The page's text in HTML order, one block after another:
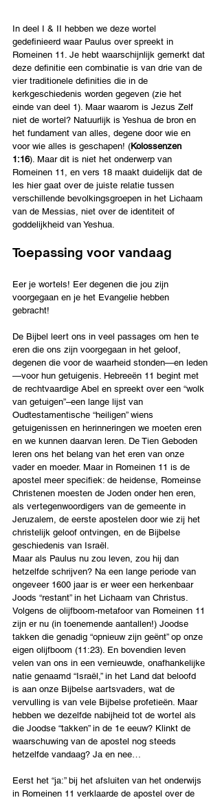
In deel I & II hebben we deze wortel
gedefinieerd waar Paulus over spreekt in
Romeinen 11. Je hebt waarschijnlijk gemerkt dat
deze definitie een combinatie is van drie van de
vier traditionele definities die in de
kerkgeschiedenis worden gegeven (zie het
einde van deel 1). Maar waarom is Jezus Zelf
niet de wortel? Natuurlijk is Yeshua de bron en
het fundament van alles, degene door wie en
voor wie alles is geschapen! (Kolossenzen
1:16). Maar dit is niet het onderwerp van
Romeinen 11, en vers 18 maakt duidelijk dat de
les hier gaat over de juiste relatie tussen
verschillende bevolkingsgroepen in het Lichaam
van de Messias, niet over de identiteit of
goddelijkheid van Yeshua.
Toepassing voor vandaag
Eer je wortels! Eer degenen die jou zijn
voorgegaan en je het Evangelie hebben
gebracht!
De Bijbel leert ons in veel passages om hen te
eren die ons zijn voorgegaan in het geloof,
degenen die voor de waarheid stonden—en leden
—voor hun getuigenis. Hebreeën 11 begint met
de rechtvaardige Abel en spreekt over een “wolk
van getuigen”–een lange lijst van
Oudtestamentische “heiligen” wiens
getuigenissen en herinneringen we moeten eren
en we kunnen daarvan leren. De Tien Geboden
leren ons het belang van het eren van onze
vader en moeder. Maar in Romeinen 11 is de
apostel meer specifiek: de heidense, Romeinse
Christenen moesten de Joden onder hen eren,
als vertegenwoordigers van de gemeente in
Jeruzalem, de eerste apostelen door wie zij het
christelijk geloof ontvingen, en de Bijbelse
geschiedenis van Israël.
Maar als Paulus nu zou leven, zou hij dan
hetzelfde schrijven? Na een lange periode van
ongeveer 1600 jaar is er weer een herkenbaar
Joods “restant” in het Lichaam van Christus.
Volgens de olijfboom-metafoor van Romeinen 11
zijn er nu (in toenemende aantallen!) Joodse
takken die genadig “opnieuw zijn geënt” op onze
eigen olijfboom (11:23). En bovendien leven
velen van ons in een vernieuwde, onafhankelijke
natie genaamd “Israël,” in het Land dat beloofd
is aan onze Bijbelse aartsvaders, wat de
vervulling is van vele Bijbelse profetieën. Maar
hebben we dezelfde nabijheid tot de wortel als
die Joodse “takken” in de 1e eeuw? Klinkt de
waarschuwing van de apostel nog steeds
hetzelfde vandaag? Ja en nee…
Eerst het “ja:” bij het afsluiten van het onderwijs
in Romeinen 11 verklaarde de apostel over de